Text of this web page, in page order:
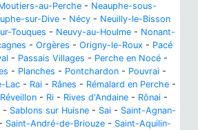
au-Perche - Neauphe-sous-
sur-Dive - Nécy - Neuilly-le-Bisson
Touques - Neuvy-au-Houlme - Nonant-
- Orgères - Origny-le-Roux - Pacé
- Passais Villages - Perche en Nocé -
- Planches - Pontchardon - Pouvrai -
Lac - Rai - Rânes - Rémalard en Perche -
Réveillon - Ri - Rives d'Andaine - Rônai -
- Sablons sur Huisne - Sai - Saint-Agnan-
- Saint-André-de-Briouze - Saint-Aquilin-